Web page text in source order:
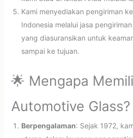
Kami menyediakan pengiriman
Indonesia melalui jasa
yang diasuransikan untuk
sampai ke tujuan.
🌟 Mengapa
Automotive Glass?
Berpengalaman: Sejak 1972,